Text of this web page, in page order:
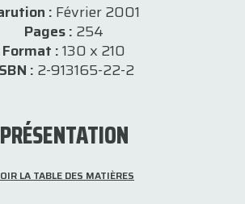
: Février 2001
Pages : 254
Format :130 x 210
: 2-913165-22-2
PRÉSENTATION
LA TABLE DES MATIÈRES